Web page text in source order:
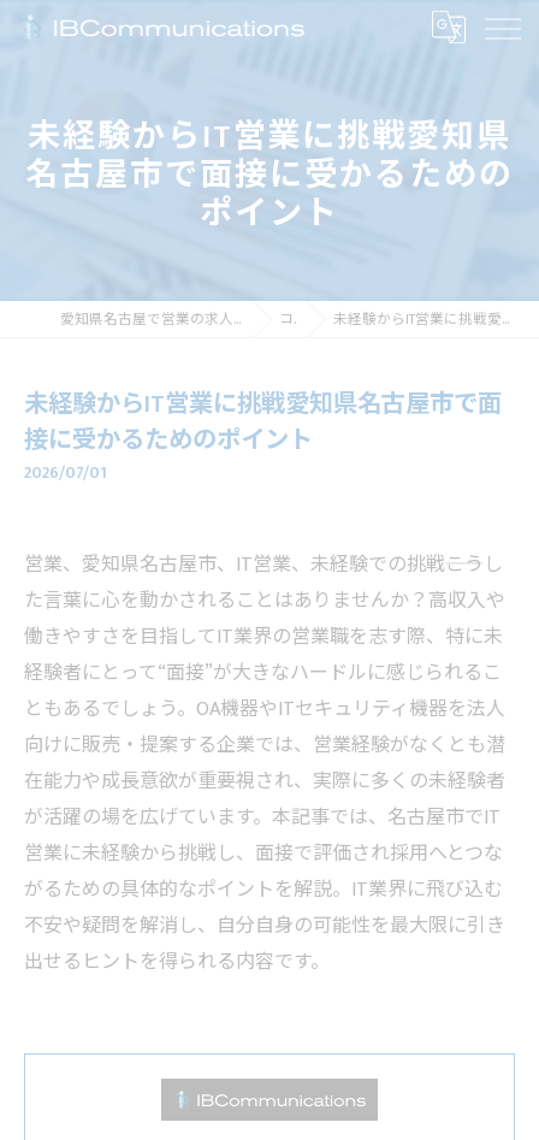
未経験からIT営業に挑戦愛知県
名古屋市で面接に受かるための
ポイント
愛知県名古屋で営業の求人なら株式会社アイビーコミュニケーションズ コラム 未経験からIT営業に挑戦愛知県名古屋市で面接に受かるためのポイント
未経験からIT営業に挑戦愛知県名古屋市で面
接に受かるためのポイント
2026/07/01
営業、愛知県名古屋市、IT営業、未経験での挑戦――こうし
た言葉に心を動かされることはありませんか？高収入や
働きやすさを目指してIT業界の営業職を志す際、特に未
経験者にとって“面接”が大きなハードルに感じられるこ
ともあるでしょう。OA機器やITセキュリティ機器を法人
向けに販売・提案する企業では、営業経験がなくとも潜
在能力や成長意欲が重要視され、実際に多くの未経験者
が活躍の場を広げています。本記事では、名古屋市でIT
営業に未経験から挑戦し、面接で評価され採用へとつな
がるための具体的なポイントを解説。IT業界に飛び込む
不安や疑問を解消し、自分自身の可能性を最大限に引き
出せるヒントを得られる内容です。